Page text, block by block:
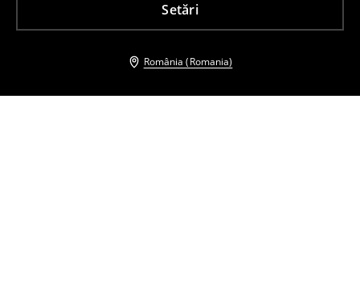
Setări
România (Romania)